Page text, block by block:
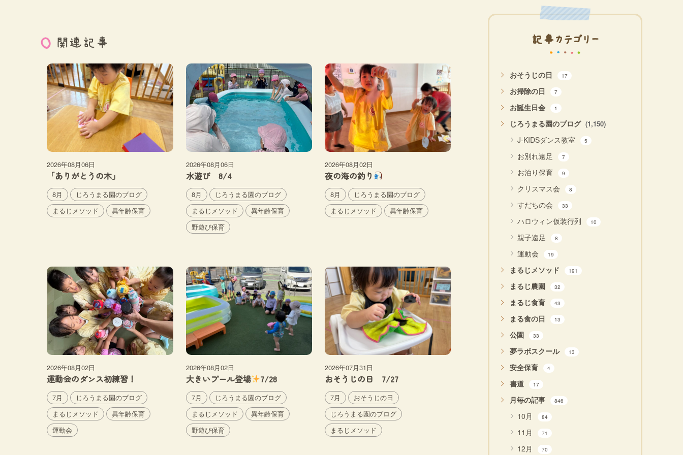
関連記事
2026年08月06日
「ありがとうの木」
8月
じろうまる園のブログ
まるじメソッド
異年齢保育
2026年08月06日
水遊び 8/4
8月
じろうまる園のブログ
まるじメソッド
異年齢保育
野遊び保育
2026年08月02日
夜の海の釣り
8月
じろうまる園のブログ
まるじメソッド
異年齢保育
2026年08月02日
運動会のダンス初練習！
7月
じろうまる園のブログ
まるじメソッド
異年齢保育
運動会
2026年08月02日
大きいプール登場 7/28
7月
じろうまる園のブログ
まるじメソッド
異年齢保育
野遊び保育
2026年07月31日
おそうじの日 7/27
7月
おそうじの日
じろうまる園のブログ
まるじメソッド
記事カテゴリー
おそうじの日 17
お掃除の日 7
お誕生日会 1
じろうまる園のブログ (1,150)
J-KIDSダンス教室 5
お別れ遠足 7
お泊り保育 9
クリスマス会 8
すだちの会 33
ハロウィン仮装行列 10
親子遠足 8
運動会 19
まるじメソッド 191
まるじ農園 32
まるじ食育 43
まる食の日 13
公園 33
夢ラボスクール 13
安全保育 4
書道 17
月毎の記事 846
10月 84
11月 71
12月 70